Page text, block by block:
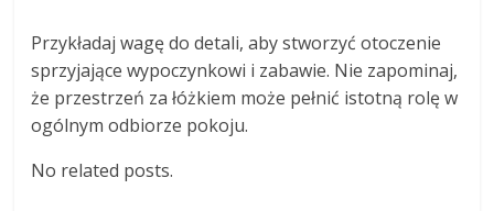
Przykładaj wagę do detali, aby stworzyć otoczenie
sprzyjające wypoczynkowi i zabawie. Nie zapominaj,
że przestrzeń za łóżkiem może pełnić istotną rolę w
ogólnym odbiorze pokoju.
No related posts.